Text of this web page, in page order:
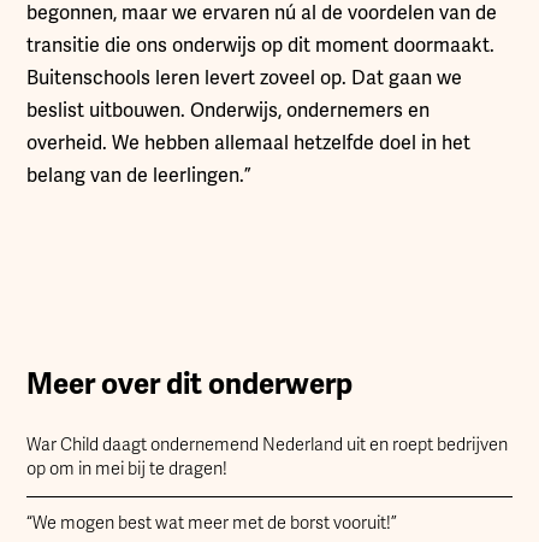
begonnen, maar we ervaren nú al de voordelen van de
transitie die ons onderwijs op dit moment doormaakt.
Buitenschools leren levert zoveel op. Dat gaan we
beslist uitbouwen. Onderwijs, ondernemers en
overheid. We hebben allemaal hetzelfde doel in het
belang van de leerlingen.”
Meer over dit onderwerp
War Child daagt ondernemend Nederland uit en roept bedrijven
op om in mei bij te dragen!
“We mogen best wat meer met de borst vooruit!”